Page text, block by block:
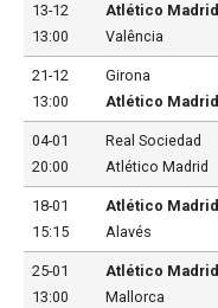
13-12
13:00
Atlético Madrid
Valência
21-12
13:00
Girona
Atlético Madrid
04-01
20:00
Real Sociedad
Atlético Madrid
18-01
15:15
Atlético Madrid
Alavés
25-01
13:00
Atlético Madrid
Mallorca